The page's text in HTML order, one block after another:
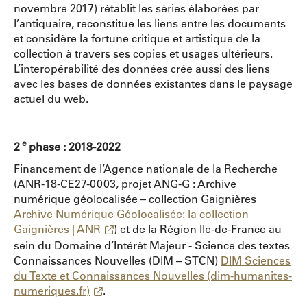
novembre 2017) rétablit les séries élaborées par
l’antiquaire, reconstitue les liens entre les documents
et considère la fortune critique et artistique de la
collection à travers ses copies et usages ultérieurs.
L’interopérabilité des données crée aussi des liens
avec les bases de données existantes dans le paysage
actuel du web.
2e phase : 2018-2022
Financement de l’Agence nationale de la Recherche
(ANR-18-CE27-0003, projet ANG-G : Archive
numérique géolocalisée – collection Gaignières
Archive Numérique Géolocalisée: la collection
Gaignières | ANR
) et de la Région Ile-de-France au
sein du Domaine d’Intérêt Majeur - Science des textes
Connaissances Nouvelles (DIM – STCN) DIM Sciences
du Texte et Connaissances Nouvelles (dim-humanites-
numeriques.fr)
.